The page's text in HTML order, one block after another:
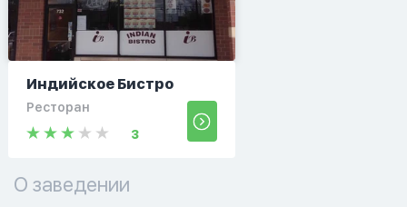
Индийское Бистро
Ресторан
3
О заведении